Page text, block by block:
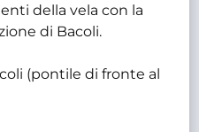
della vela con la
di Bacoli.
(pontile di fronte al